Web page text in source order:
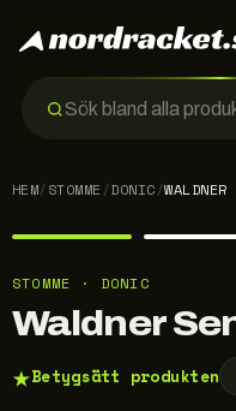
HEM/STOMME /DONIC/WALDNER
STOMME · DONIC
Waldner
★Betygsätt produkten